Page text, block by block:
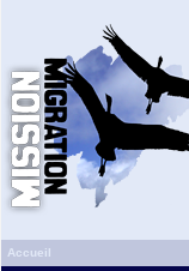
Accueil